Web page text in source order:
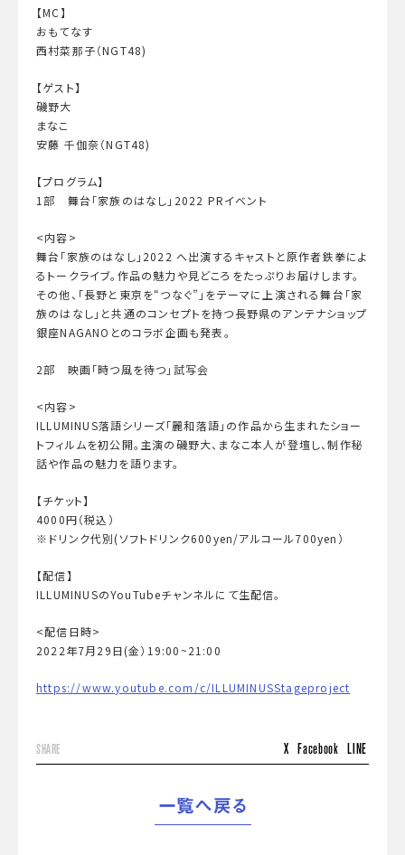
【MC】
おもてなす
西村菜那子（NGT48)
【ゲスト】
磯野大
まなこ
安藤 千伽奈（NGT48)
【プログラム】
1部 舞台「家族のはなし」2022 PRイベント
<内容>
舞台「家族のはなし」2022 へ出演するキャストと原作者鉄拳によ
るトークライブ。作品の魅力や見どころをたっぷりお届けします。
その他、「長野と東京を“つなぐ”」をテーマに上演される舞台「家
族のはなし」と共通のコンセプトを持つ長野県のアンテナショップ
銀座NAGANOとのコラボ企画も発表。
2部 映画「時つ風を待つ」試写会
<内容>
ILLUMINUS落語シリーズ「麗和落語」の作品から生まれたショー
トフィルムを初公開。主演の磯野大、まなこ本人が登壇し、制作秘
話や作品の魅力を語ります。
【チケット】
4000円（税込）
※ドリンク代別(ソフトドリンク600yen/アルコール700yen）
【配信】
ILLUMINUSのYouTubeチャンネルにて生配信。
<配信日時>
2022年7月29日(金）19:00~21:00
https://www.youtube.com/c/ILLUMINUSStageproject
SHARE X Facebook LINE
一覧へ戻る